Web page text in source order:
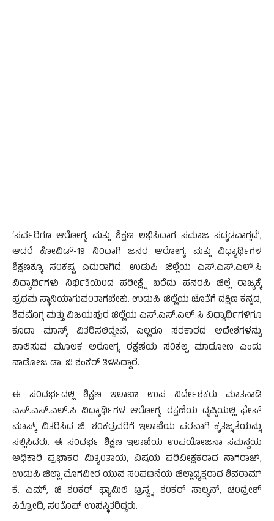
‘ಸರ್ವರಿಗೂ ಆರೋಗ್ಯ ಮತ್ತು ಶಿಕ್ಷಣ ಲಭಿಸಿದಾಗ ಸಮಾಜ ಸದೃಡವಾಗ್ತದೆ’,
ಆದರೆ ಕೋವಿಡ್-19 ನಿ0ದಾಗಿ ಜನರ ಆರೋಗ್ಯ ಮತ್ತು ವಿಧ್ಯಾರ್ಥಿಗಳ
ಶಿಕ್ಷಣಕ್ಕೂ ಸ0ಕಷ್ಟ ಎದುರಾಗಿದೆ. ಉಡುಪಿ ಜಿಲ್ಲೆಯ ಎಸ್.ಎಸ್.ಎಲ್.ಸಿ
ವಿದ್ಯಾರ್ಥಿಗಳು ನಿರ್ಭಿತಿಯಿ0ದ ಪರೀಕ್ಷ್ಷೆ ಬರೆದು ಪನರಪಿ ಜಿಲ್ಲೆ ರಾಜ್ಯಕ್ಕೆ
ಪ್ರಥಮ ಸ್ಥಾನಿಯಾಗುವ0ತಾಗಬೇಕು. ಉಡುಪಿ ಜಿಲ್ಲೆಯ ಜೊತೆಗೆ ದಕ್ಷಿಣ ಕನ್ನಡ,
ಶಿವಮೊಗ್ಗ ಮತ್ತು ವಿಜಯಪುರ ಜಿಲ್ಲೆಯ ಎಸ್.ಎಸ್.ಎಲ್.ಸಿ ವಿಧ್ಯಾರ್ಥಿಗಳಿಗೂ
ಕೂಡಾ ಮಾಸ್ಕ್ ವಿತರಿಸಲಿದ್ದೇವೆ, ಎಲ್ಲರೂ ಸರಕಾರದ ಆದೇಶಗಳನ್ನು
ಪಾಲಿಸುವ ಮೂಲಕ ಅರೋಗ್ಯ ರಕ್ಷಣೆಯ ಸ0ಕಲ್ಪ ಮಾಡೋಣ ಎಂದು
ನಾಡೋಜ ಡಾ. ಜಿ ಶಂಕರ್ ತಿಳಿಸಿದ್ದಾರೆ.
ಈ ಸ0ದರ್ಭದಲ್ಲಿ ಶಿಕ್ಷಣ ಇಲಾಖಾ ಉಪ ನಿರ್ದೇಶಕರು ಮಾತನಾಡಿ
ಎಸ್.ಎಸ್.ಎಲ್.ಸಿ ವಿಧ್ಯಾರ್ಥಿಗಳ ಆರೋಗ್ಯ ರಕ್ಷಣೆಯ ದೃಷ್ಟಿಯಲ್ಲಿ ಫೇಸ್
ಮಾಸ್ಕ್ ವಿತರಿಸಿದ ಜಿ. ಶ0ಕರ್ರವರಿಗೆ ಇಲಾಖೆಯ ಪರವಾಗಿ ಕೃತಜ್ನತೆಯನ್ನು
ಸಲ್ಲಿಸಿದರು. ಈ ಸ0ದರ್ಭ ಶಿಕ್ಷಣ ಇಲಾಖೆಯ ಉಪಯೋಜನಾ ಸಮನ್ವಯ
ಅಧಿಕಾರಿ ಪ್ರಭಾಕರ ಮಿತ್ಯ0ತಾಯ, ವಿಷಯ ಪರಿವೀಕ್ಷಕರಾದ ನಾಗರಾಜ್,
ಉಡುಪಿ ಜಿಲ್ಲಾ ಮೊಗವೀರ ಯುವ ಸ0ಘಟನೆಯ ಜಿಲ್ಲಾಧ್ಯಕ್ಷರಾದ ಶಿವರಾಮ್
ಕೆ. ಎಮ್, ಜಿ ಶ0ಕರ್ ಫ್ಯಾಮಿಲಿ ಟ್ರಸ್ಟ್ನ ಶ0ಕರ್ ಸಾಲ್ಯನ್, ಚ0ದ್ರೇಶ್
ಪಿತ್ರೋಡಿ, ಸ0ತೊಷ್ ಉಪಸ್ಥಿತರಿದ್ದರು.